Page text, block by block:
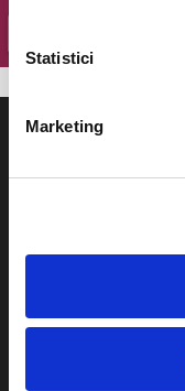
Statistici
Marketing